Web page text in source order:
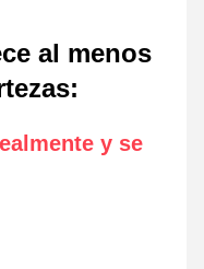
al menos
:
y se